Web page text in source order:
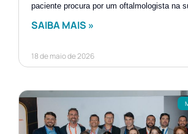
paciente procura por um oftalmologista na
SAIBA MAIS »
18 de maio de 2026